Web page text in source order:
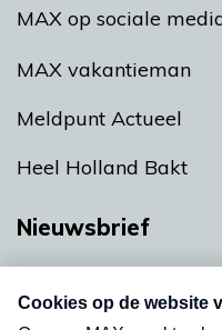
MAX op sociale
MAX vakantieman
Meldpunt Actueel
Heel Holland Bakt
Nieuwsbrief
Neem hier een gratis
nieuwsbrief. Elke